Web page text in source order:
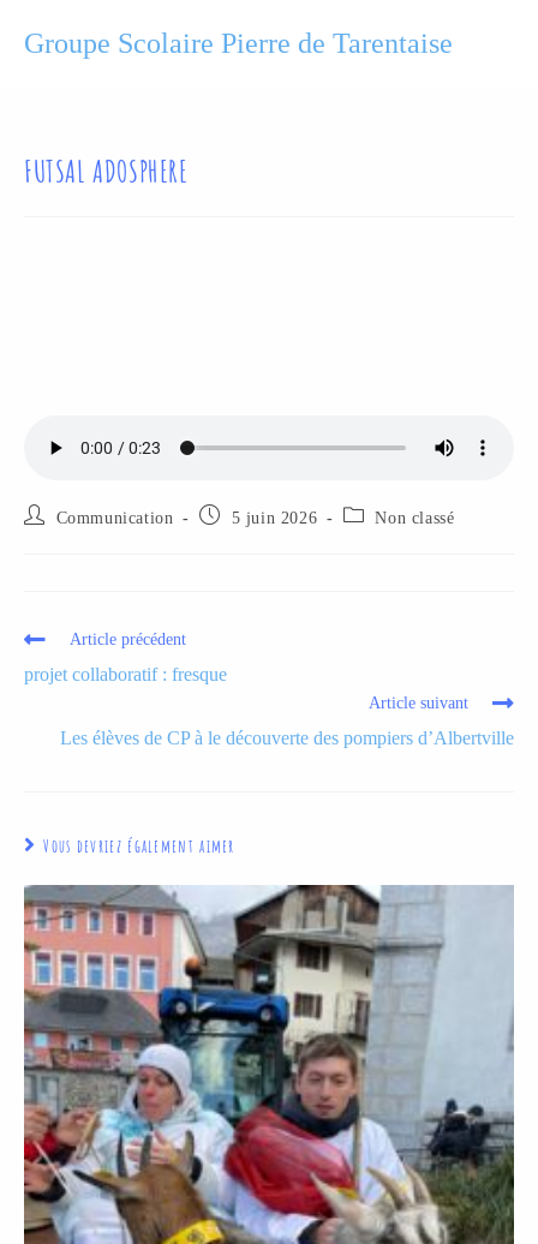
Groupe Scolaire Pierre de Tarentaise
FUTSAL ADOSPHERE
Communication 5 juin 2026 Non classé
Article précédent
projet collaboratif : fresque
Article suivant
Les élèves de CP à le découverte des pompiers d’Albertville
Vous devriez également aimer